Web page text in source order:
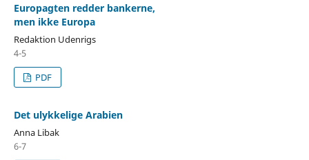
Europagten redder bankerne,
men ikke Europa
Redaktion Udenrigs
4-5
PDF
Det ulykkelige Arabien
Anna Libak
6-7